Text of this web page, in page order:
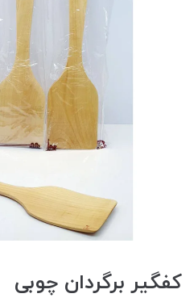
کفگیر برگردان چوبی